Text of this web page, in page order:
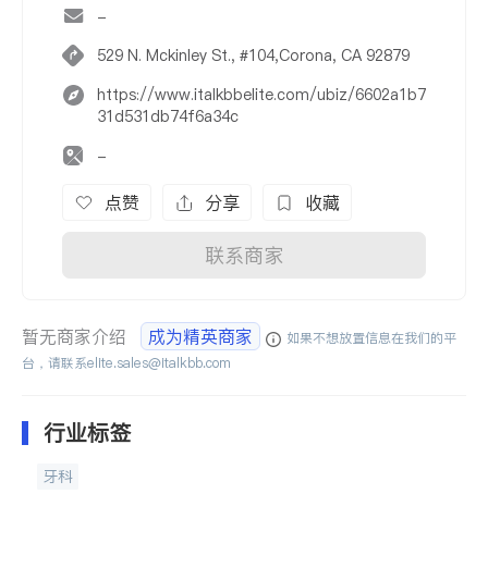
-
529 N. Mckinley St., #104,Corona, CA 92879
https://www.italkbbelite.com/ubiz/6602a1b7
31d531db74f6a34c
-
点赞 分享 收藏
联系商家
暂无商家介绍 成为精英商家
如果不想放置信息在我们的平
台，请联系elite.sales@italkbb.com
行业标签
牙科